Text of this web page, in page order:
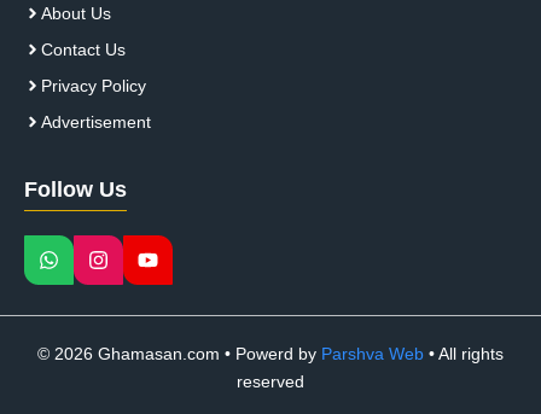
About Us
Contact Us
Privacy Policy
Advertisement
Follow Us
© 2026 Ghamasan.com • Powerd by Parshva Web • All rights
reserved